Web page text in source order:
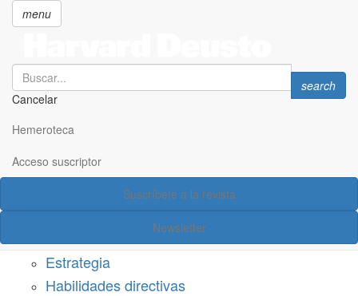
principal
menu
Search
Cancelar
Search
search
Hemeroteca
Acceso suscriptor
Suscríbete a la revista
Newsletter
Acceso suscriptor
Estrategia
Habilidades directivas